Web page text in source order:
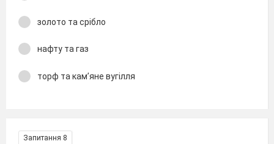
золото та срібло
нафту та газ
торф та кам’яне вугілля
Запитання 8